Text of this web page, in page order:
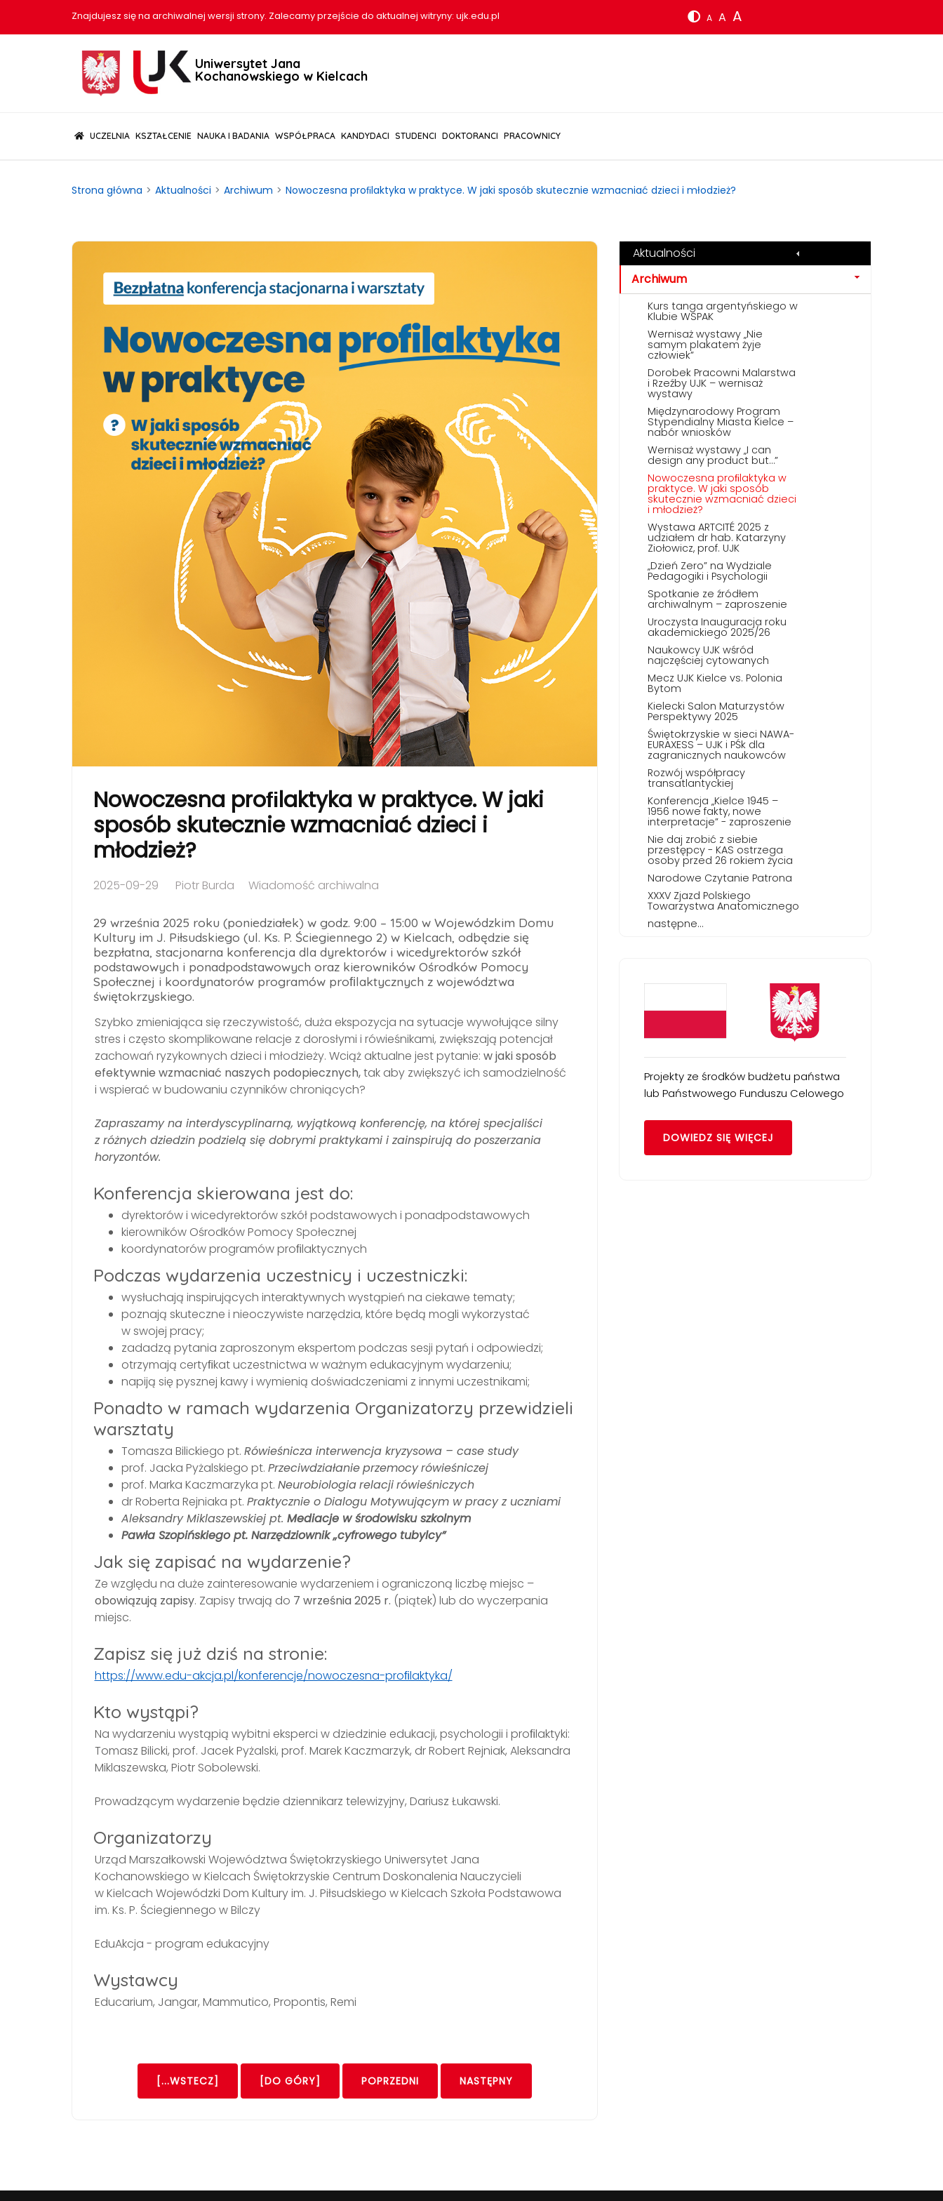
Znajdujesz się na archiwalnej wersji strony. Zalecamy przejście do aktualnej witryny: ujk.edu.pl A A A
Uniwersytet Jana
Kochanowskiego w Kielcach
(CURRENT)
UCZELNIA KSZTAŁCENIE NAUKA I BADANIA WSPÓŁPRACA KANDYDACI STUDENCI DOKTORANCI PRACOWNICY
Strona główna Aktualności Archiwum Nowoczesna proﬁlaktyka w praktyce. W jaki sposób skutecznie wzmacniać dzieci i młodzież?
Nowoczesna proﬁlaktyka w praktyce. W jaki
sposób skutecznie wzmacniać dzieci i
młodzież?
2025-09-29 Piotr Burda Wiadomość archiwalna
29 września 2025 roku (poniedziałek) w godz. 9:00 – 15:00 w Wojewódzkim Domu
Kultury im J. Piłsudskiego (ul. Ks. P. Ściegiennego 2) w Kielcach, odbędzie się
bezpłatna, stacjonarna konferencja dla dyrektorów i wicedyrektorów szkół
podstawowych i ponadpodstawowych oraz kierowników Ośrodków Pomocy
Społecznej i koordynatorów programów proﬁlaktycznych z województwa
świętokrzyskiego.
Szybko zmieniająca się rzeczywistość, duża ekspozycja na sytuacje wywołujące silny
stres i często skomplikowane relacje z dorosłymi i rówieśnikami, zwiększają potencjał
zachowań ryzykownych dzieci i młodzieży. Wciąż aktualne jest pytanie: w jaki sposób
efektywnie wzmacniać naszych podopiecznych,tak aby zwiększyć ich samodzielność
i wspierać w budowaniu czynników chroniących?
Zapraszamy na interdyscyplinarną, wyjątkową konferencję, na której specjaliści
z różnych dziedzin podzielą się dobrymi praktykami i zainspirują do poszerzania
horyzontów.
Konferencja skierowana jest do:
dyrektorów i wicedyrektorów szkół podstawowych i ponadpodstawowych
kierowników Ośrodków Pomocy Społecznej
koordynatorów programów proﬁlaktycznych
Podczas wydarzenia uczestnicy i uczestniczki:
wysłuchają inspirujących interaktywnych wystąpień na ciekawe tematy;
poznają skuteczne i nieoczywiste narzędzia, które będą mogli wykorzystać
w swojej pracy;
zadadzą pytania zaproszonym ekspertom podczas sesji pytań i odpowiedzi;
otrzymają certyﬁkat uczestnictwa w ważnym edukacyjnym wydarzeniu;
napiją się pysznej kawy i wymienią doświadczeniami z innymi uczestnikami;
Ponadto w ramach wydarzenia Organizatorzy przewidzieli
warsztaty
Tomasza Bilickiego pt. Rówieśnicza interwencja kryzysowa – case study
prof. Jacka Pyżalskiego pt. Przeciwdziałanieprzemocyrówieśniczej
prof. Marka Kaczmarzyka pt. Neurobiologiarelacjirówieśniczych
dr Roberta Rejniaka pt. Praktycznie o Dialogu Motywującym w pracy z uczniami
Aleksandry Miklaszewskiej pt. Mediacje w środowisku szkolnym
Pawła Szopińskiego pt. Narzędziownik „cyfrowego tubylcy”
Jak się zapisać na wydarzenie?
Ze względu na duże zainteresowanie wydarzeniem i ograniczoną liczbę miejsc –
obowiązują zapisy. Zapisy trwają do 7 września 2025 r. (piątek) lub do wyczerpania
miejsc.
Zapisz się już dziś na stronie:
https://www.edu-akcja.pl/konferencje/nowoczesna-proﬁlaktyka/
Kto wystąpi?
Na wydarzeniu wystąpią wybitni eksperci w dziedzinie edukacji, psychologii i proﬁlaktyki:
Tomasz Bilicki, prof. Jacek Pyżalski, prof. Marek Kaczmarzyk, dr Robert Rejniak, Aleksandra
Miklaszewska, Piotr Sobolewski.
Prowadzącym wydarzenie będzie dziennikarz telewizyjny, Dariusz Łukawski.
Organizatorzy
Urząd Marszałkowski Województwa Świętokrzyskiego Uniwersytet Jana
Kochanowskiego w Kielcach Świętokrzyskie Centrum Doskonalenia Nauczycieli
w Kielcach Wojewódzki Dom Kultury im. J. Piłsudskiego w Kielcach Szkoła Podstawowa
im. Ks. P. Ściegiennego w Bilczy
EduAkcja - program edukacyjny
Wystawcy
Educarium, Jangar, Mammutico, Propontis, Remi
[...WSTECZ] [DO GÓRY] POPRZEDNI NASTĘPNY
Aktualności
Archiwum
Kurs tanga argentyńskiego w
Klubie WSPAK
Wernisaż wystawy „Nie
samym plakatem żyje
człowiek”
Dorobek Pracowni Malarstwa
i Rzeźby UJK – wernisaż
wystawy
Międzynarodowy Program
Stypendialny Miasta Kielce –
nabór wniosków
Wernisaż wystawy „I can
design any product but…”
Nowoczesna proﬁlaktyka w
praktyce. W jaki sposób
skutecznie wzmacniać dzieci
i młodzież?
Wystawa ARTCITÉ 2025 z
udziałem dr hab. Katarzyny
Ziołowicz, prof. UJK
„Dzień Zero” na Wydziale
Pedagogiki i Psychologii
Spotkanie ze źródłem
archiwalnym – zaproszenie
Uroczysta Inauguracja roku
akademickiego 2025/26
Naukowcy UJK wśród
najczęściej cytowanych
Mecz UJK Kielce vs. Polonia
Bytom
Kielecki Salon Maturzystów
Perspektywy 2025
Świętokrzyskie w sieci NAWA-
EURAXESS – UJK i PŚk dla
zagranicznych naukowców
Rozwój współpracy
transatlantyckiej
Konferencja „Kielce 1945 –
1956 nowe fakty, nowe
interpretacje” - zaproszenie
Nie daj zrobić z siebie
przestępcy - KAS ostrzega
osoby przed 26 rokiem życia
Narodowe Czytanie Patrona
XXXV Zjazd Polskiego
Towarzystwa Anatomicznego
następne...
Projekty ze środków budżetu państwa
lub Państwowego Funduszu Celowego
DOWIEDZ SIĘ WIĘCEJ